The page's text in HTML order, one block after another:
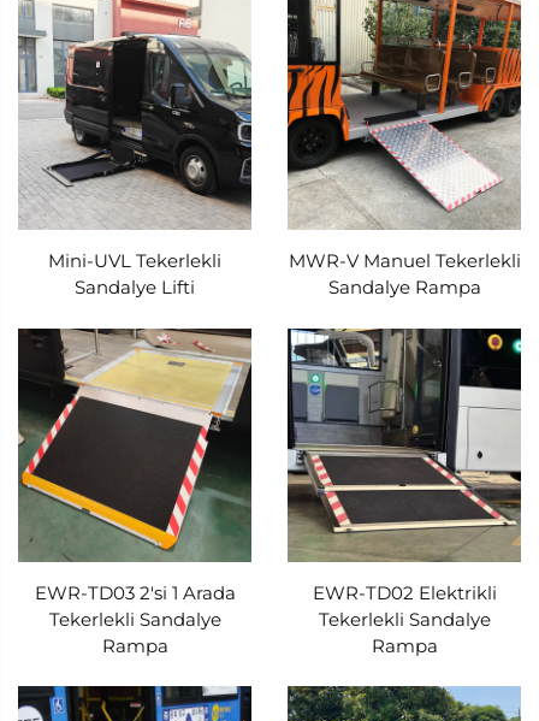
Mini-UVL Tekerlekli
Sandalye Lifti
MWR-V Manuel Tekerlekli
Sandalye Rampa
EWR-TD03 2'si 1 Arada
Tekerlekli Sandalye
Rampa
EWR-TD02 Elektrikli
Tekerlekli Sandalye
Rampa